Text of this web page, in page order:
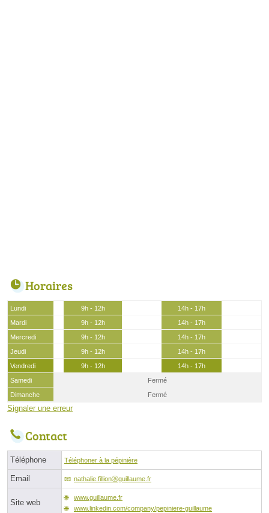
Horaires
Lundi 9h - 12h
14h - 17h
Mardi
9h - 12h
14h - 17h
Mercredi
9h - 12h
14h - 17h
Jeudi
9h - 12h
14h - 17h
Vendredi
9h - 12h
14h - 17h
Samedi
Fermé
Dimanche
Fermé
Signaler une erreur
Contact
Téléphone Téléphoner à la pépinière
Email nathalie.fillionⓐguillaume.fr
Site web
www.guillaume.fr
www.linkedin.com/company/pepiniere-guillaume